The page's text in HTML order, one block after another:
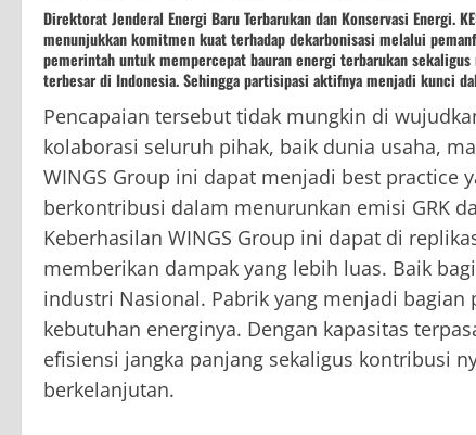
Direktorat Jenderal Energi Baru Terbarukan dan Konservasi Energi.
menunjukkan komitmen kuat terhadap dekarbonisasi melalui
pemerintah untuk mempercepat bauran energi terbarukan
terbesar di Indonesia. Sehingga partisipasi aktifnya menjadi kunci
Pencapaian tersebut tidak mungkin di
kolaborasi seluruh pihak, baik dunia usaha,
WINGS Group ini dapat menjadi best
berkontribusi dalam menurunkan emisi GRK
Keberhasilan WINGS Group ini dapat di
memberikan dampak yang lebih luas. Baik
industri Nasional. Pabrik yang menjadi
kebutuhan energinya. Dengan kapasitas
efisiensi jangka panjang sekaligus kontribusi
berkelanjutan.